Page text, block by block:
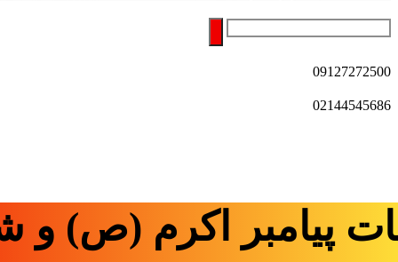
09127272500
02144545686
پیامبر اکرم (ص) و